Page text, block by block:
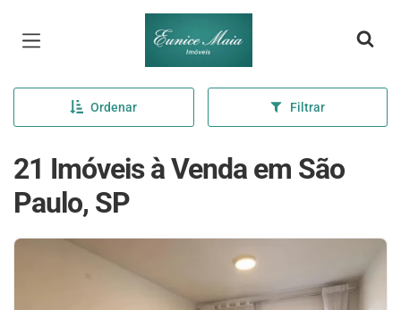
Página inicial
Ordenar Filtrar
21 Imóveis à Venda em São
Paulo, SP